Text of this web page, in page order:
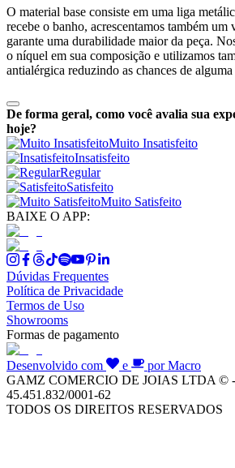
O material base consiste em uma liga
recebe o banho, acrescentamos também um
garante uma durabilidade maior da peça.
o níquel em sua composição e utilizamos
antialérgica reduzindo as chances de alguma
De forma geral, como você avalia sua
hoje?
Muito Insatisfeito
Insatisfeito
Regular
Satisfeito
Muito Satisfeito
BAIXE O APP:
Dúvidas Frequentes
Política de Privacidade
Termos de Uso
Showrooms
Formas de pagamento
Desenvolvido com e
por Macro
GAMZ COMERCIO DE JOIAS LTDA ©
45.451.832/0001-62
TODOS OS DIREITOS RESERVADOS